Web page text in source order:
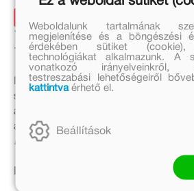
48 másképp –
1848-ról
14.30 Kazamataszínpad
Mi lett volna, ha? Az 1848–49-es
szabadságharc évfordulója
alternatív történelmi novellákat
antológiáról Dávid Ádám
Pacskovszky Zsolt
Weboldalunk tartalmának
megjelenítése és a böngészési
érdekében sütiket
technológiákat alkalmazunk. A
vonatkozó irányelveinkről,
testreszabási lehetőségeiről
kattintvaérhető el.
Beállítások